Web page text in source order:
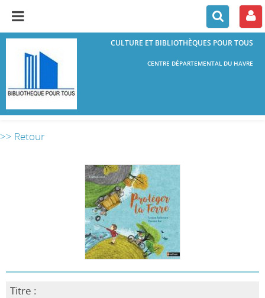
CULTURE ET BIBLIOTHÈQUES POUR TOUS
CENTRE DÉPARTEMENTAL DU HAVRE
>> Retour
Titre :